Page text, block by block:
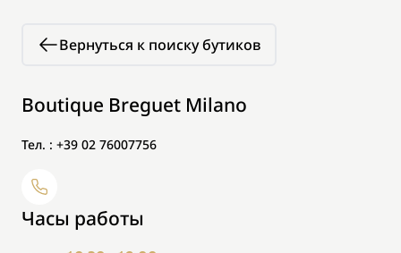
Вернуться к поиску бутиков
Boutique Breguet Milano
Тел. : +39 02 76007756
Часы работы